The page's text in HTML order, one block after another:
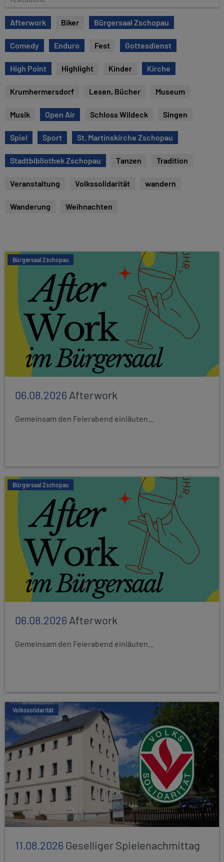
e
x
t
s
u
c
Afterwork Biker Bürgersaal Zschopau
Comedy Enduro Fest Gottesdienst
High Point Highlight Kinder Kirche
Krumhermersdorf Lesen, Bücher Museum
Musik Open Air Schloss Wildeck Singen
Spiel Sport St. Martinskirche Zschopau
Stadtbibliothek Zschopau Tanzen Tradition
Veranstaltung Volkssolidarität wandern
Wanderung Weihnachten
Bürgersaal Zschopau
06.08.2026Afterwork
Gemeinsam den Feierabend einläuten...
Bürgersaal Zschopau
06.08.2026Afterwork
Gemeinsam den Feierabend einläuten...
Volkssolidarität
11.08.2026Geselliger Spielenachmittag